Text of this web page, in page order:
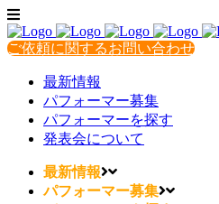
ご依頼に関するお問い合わせ
最新情報
パフォーマー募集
パフォーマーを探す
発表会について
最新情報
パフォーマー募集